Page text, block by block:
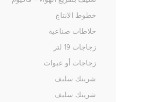
خطوط الانتاج
خلاطات صناعية
زجاجات 19 لتر
زجاجات أو عبوات
شرينك سليف
شرينك سليف